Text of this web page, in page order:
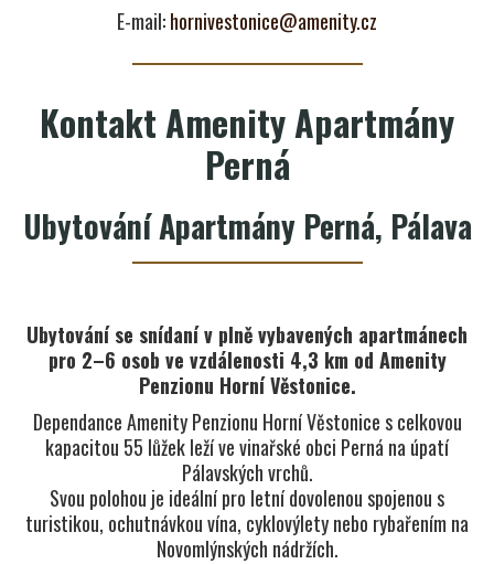
E-mail:hornivestonice@amenity.cz
Kontakt Amenity Apartmány
Perná
Ubytování Apartmány Perná, Pálava
Ubytování se snídaní v plně vybavených apartmánech
pro 2–6 osob ve vzdálenosti 4,3 km od Amenity
Penzionu Horní Věstonice.
Dependance Amenity Penzionu Horní Věstonice s celkovou
kapacitou 55 lůžek leží ve vinařské obci Perná na úpatí
Pálavských vrchů.
Svou polohou je ideální pro letní dovolenou spojenou s
turistikou, ochutnávkou vína, cyklovýlety nebo rybařením na
Novomlýnských nádržích.